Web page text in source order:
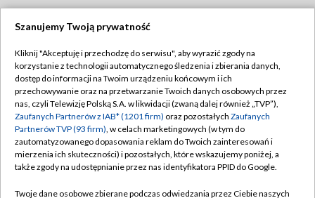
TVP
Abonament TVP
Emisja w TVP
Centrum informacji TVP
Naziemna Telewizja Cyfrowa
Regulamin TVP
Polityka prywatności
Moje zgody
Pomoc
Szanujemy Twoją prywatność
Kliknij "Akceptuję i przechodzę do serwisu", aby wyrazić zgody na
korzystanie z technologii automatycznego śledzenia i zbierania danych,
dostęp do informacji na Twoim urządzeniu końcowym i ich
przechowywanie oraz na przetwarzanie Twoich danych osobowych przez
nas, czyli Telewizję Polską S.A. w likwidacji (zwaną dalej również „TVP”),
Zaufanych Partnerów z IAB* (1201 firm) oraz pozostałych Zaufanych
Partnerów TVP (93 firm), w celach marketingowych (w tym do
zautomatyzowanego dopasowania reklam do Twoich zainteresowań i
mierzenia ich skuteczności) i pozostałych, które wskazujemy poniżej, a
także zgody na udostępnianie przez nas identyfikatora PPID do Google.
Twoje dane osobowe zbierane podczas odwiedzania przez Ciebie naszych